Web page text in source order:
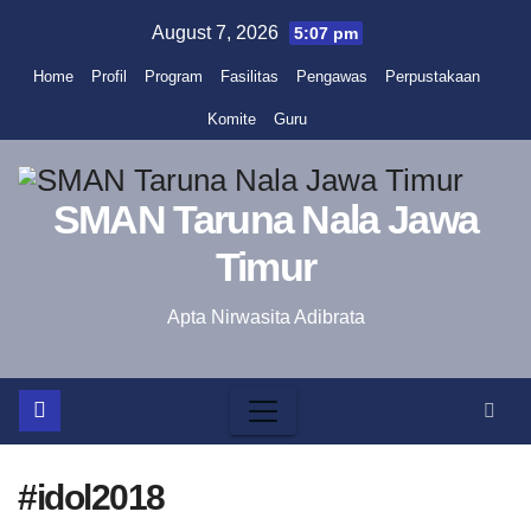
content
August 7, 2026 5:07 pm
Home Profil Program Fasilitas Pengawas Perpustakaan
Komite Guru
SMAN Taruna Nala Jawa
Timur
Apta Nirwasita Adibrata
#idol2018